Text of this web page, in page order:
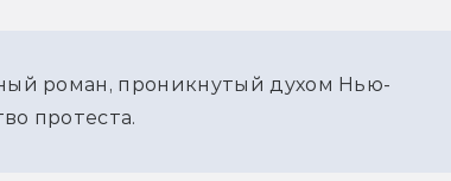
роман, проникнутый духом Нью-
протеста.